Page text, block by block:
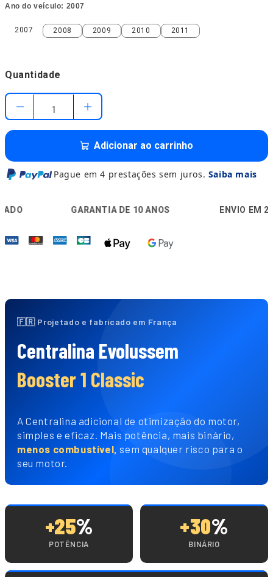
Ano do veículo: 2007
2007
2007 2008
2008 2009
2009 2010
2010 2011
2011
Quantidade
Adicionar ao carrinho
Pague em 4 prestações sem juros. Saiba mais
🛡️GARANTIA DE 10 ANOS 🚚 ENVIO EM 24H
🇫🇷 Projetado e fabricado em França
Centralina Evolussem
Booster 1 Classic
A Centralina adicional de otimização do motor,
simples e eficaz. Mais potência, mais binário,
menos combustível, sem qualquer risco para o
seu motor.
+25%
POTÊNCIA
+30%
BINÁRIO